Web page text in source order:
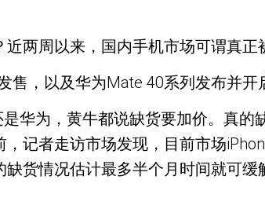
两周以来，国内手机市场可谓真正被
，以及华为Mate 40系列发布并开
是华为，黄牛都说缺货要加价。真
记者走访市场发现，目前市场
货情况估计最多半个月时间就可